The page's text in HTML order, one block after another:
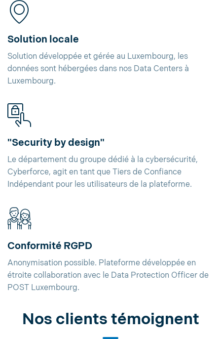
Solution locale
Solution développée et gérée au Luxembourg, les
données sont hébergées dans nos Data Centers à
Luxembourg.
"Security by design"
Le département du groupe dédié à la cybersécurité,
Cyberforce, agit en tant que Tiers de Confiance
Indépendant pour les utilisateurs de la plateforme.
Conformité RGPD
Anonymisation possible. Plateforme développée en
étroite collaboration avec le Data Protection Officer de
POST Luxembourg.
Nos clients témoignent